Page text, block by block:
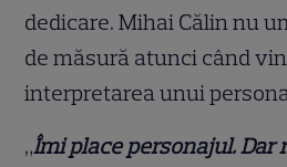
dedicare. Mihai Călin nu
de măsură atunci când
interpretarea unui
„Îmi place personajul. Dar